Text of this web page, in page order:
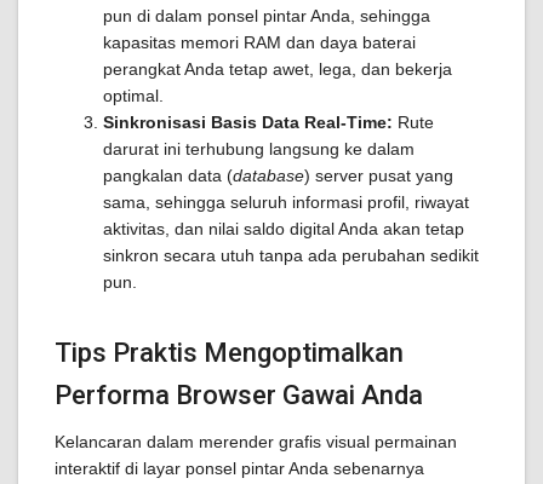
pun di dalam ponsel pintar Anda, sehingga
kapasitas memori RAM dan daya baterai
perangkat Anda tetap awet, lega, dan bekerja
optimal.
Sinkronisasi Basis Data Real-Time: Rute
darurat ini terhubung langsung ke dalam
pangkalan data (database) server pusat yang
sama, sehingga seluruh informasi profil, riwayat
aktivitas, dan nilai saldo digital Anda akan tetap
sinkron secara utuh tanpa ada perubahan sedikit
pun.
Tips Praktis Mengoptimalkan
Performa Browser Gawai Anda
Kelancaran dalam merender grafis visual permainan
interaktif di layar ponsel pintar Anda sebenarnya